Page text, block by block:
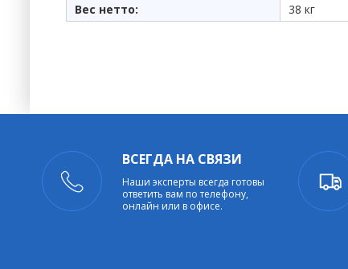
Вес нетто:
38 кг
ВСЕГДА НА СВЯЗИ
Наши эксперты всегда готовы
ответить вам по телефону,
онлайн или в офисе.